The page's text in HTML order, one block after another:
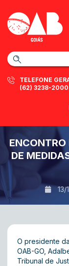
TELEFONE
(62) 3238-2000
DE
13/
O presidente
OAB-GO,
Tribunal de